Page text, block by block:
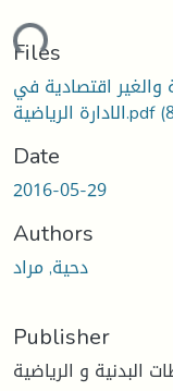
Files
والغير اقتصادية في
الادارة الرياضية.pdf
Date
2016-05-29
Authors
دحية, مراد
Publisher
البدنية و الرياضية